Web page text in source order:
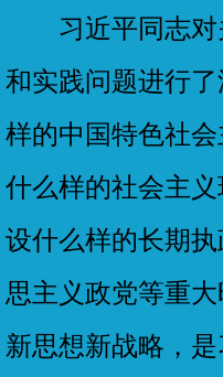
习近平同志对
和实践问题进行
样的中国特色社
什么样的社会主
设什么样的长期
思主义政党等重
新思想新战略，